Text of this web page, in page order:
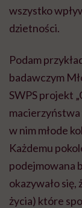
wszystko
dzietności.
Podam
badawczym
SWPS projekt
w nim młode
Każdemu
podejmowana
okazywało się,
życia) które